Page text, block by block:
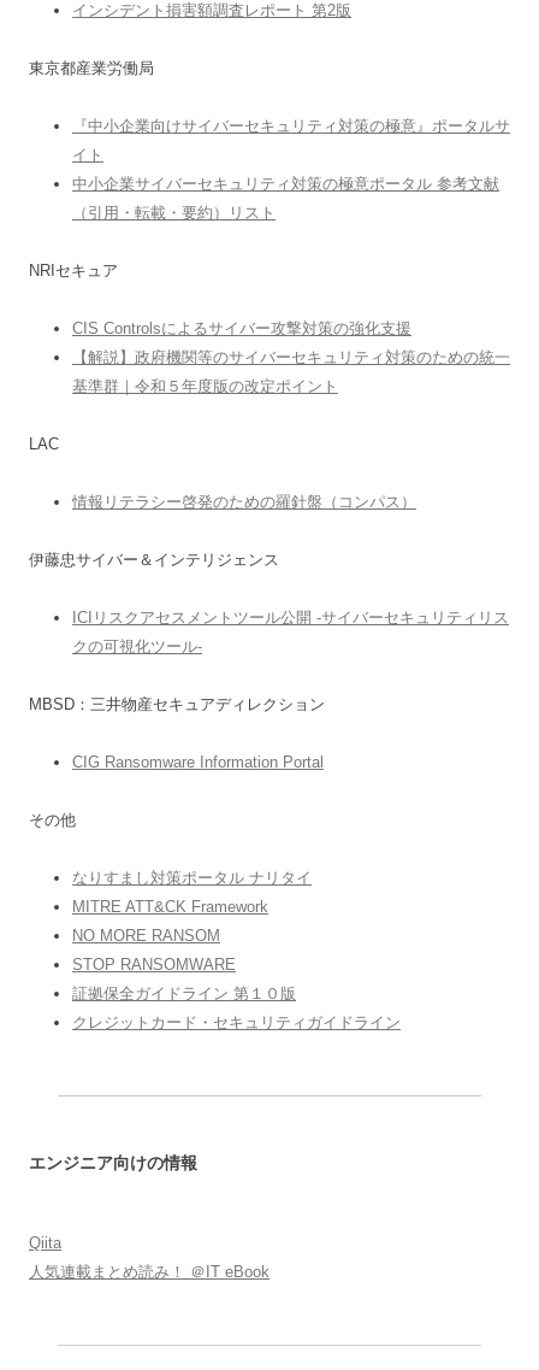
インシデント損害額調査レポート 第2版
東京都産業労働局
『中小企業向けサイバーセキュリティ対策の極意』ポータルサ
イト
中小企業サイバーセキュリティ対策の極意ポータル 参考文献
（引用・転載・要約）リスト
NRIセキュア
CIS Controlsによるサイバー攻撃対策の強化支援
【解説】政府機関等のサイバーセキュリティ対策のための統一
基準群｜令和５年度版の改定ポイント
LAC
情報リテラシー啓発のための羅針盤（コンパス）
伊藤忠サイバー＆インテリジェンス
ICIリスクアセスメントツール公開 -サイバーセキュリティリス
クの可視化ツール-
MBSD：三井物産セキュアディレクション
CIG Ransomware Information Portal
その他
なりすまし対策ポータル ナリタイ
MITRE ATT&CK Framework
NO MORE RANSOM
STOP RANSOMWARE
証拠保全ガイドライン 第１０版
クレジットカード・セキュリティガイドライン
エンジニア向けの情報
Qiita
人気連載まとめ読み！ ＠IT eBook